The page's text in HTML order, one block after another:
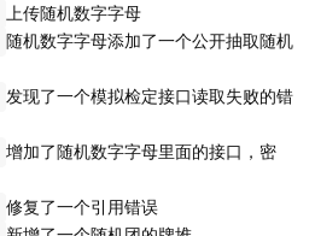
上传随机数字字母
随机数字字母添加了一个公开抽取随机
发现了一个模拟检定接口读取失败的错
增加了随机数字字母里面的接口，密
修复了一个引用错误